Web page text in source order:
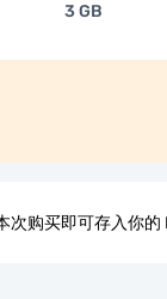
3 GB
次购买即可存入你的